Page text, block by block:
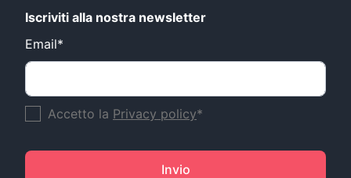
Iscriviti alla nostra newsletter
Email*
Accetto la Privacy policy*
Invio